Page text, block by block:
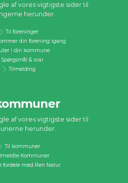
af vores vigtigste sider til
herunder.
Til foreninger
din forening igang
i din kommune
Spørgsmål & svar
Tilmelding
af vores vigtigste sider til
herunder.
Til kommuner
Kommuner
fordele med Ren Natur